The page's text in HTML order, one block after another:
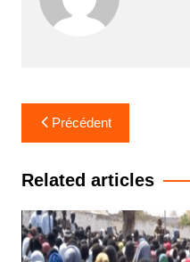
Navigation
de
l’article
Précédent
Related articles